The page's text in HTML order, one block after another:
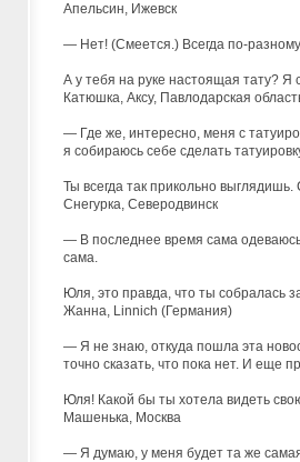
Апельсин, Ижевск
— Нет! (Смеется.) Всегда по-
А у тебя на руке настоящая тату? Я
Катюшка, Аксу, Павлодарская
— Где же, интересно, меня с
я собираюсь себе сделать
Ты всегда так прикольно
Снегурка, Северодвинск
— В последнее время сама
сама.
Юля, это правда, что ты собралась
Жанна, Linnich (Германия)
— Я не знаю, откуда пошла эта
точно сказать, что пока нет. И еще
Юля! Какой бы ты хотела видеть
Машенька, Москва
— Я думаю, у меня будет та же